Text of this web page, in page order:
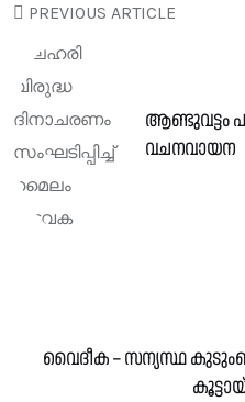
PREVIOUS ARTICLE
ആണ്ടുവട്ടം
വചനവായന
വൈദീക – സന്യസ്ഥ